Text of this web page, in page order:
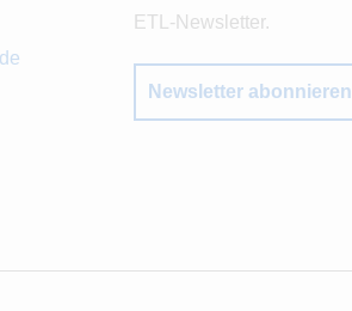
ETL-Newsletter.
Newsletter abonnieren